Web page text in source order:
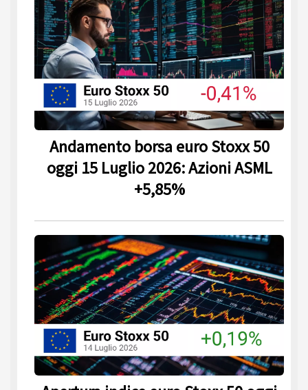
Andamento borsa euro Stoxx 50
oggi 15 Luglio 2026: Azioni ASML
+5,85%